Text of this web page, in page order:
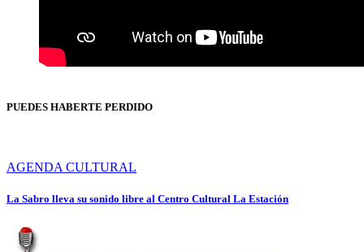
PUEDES HABERTE PERDIDO
AGENDA CULTURAL
La Sabro lleva su sonido libre al Centro Cultural La Estación